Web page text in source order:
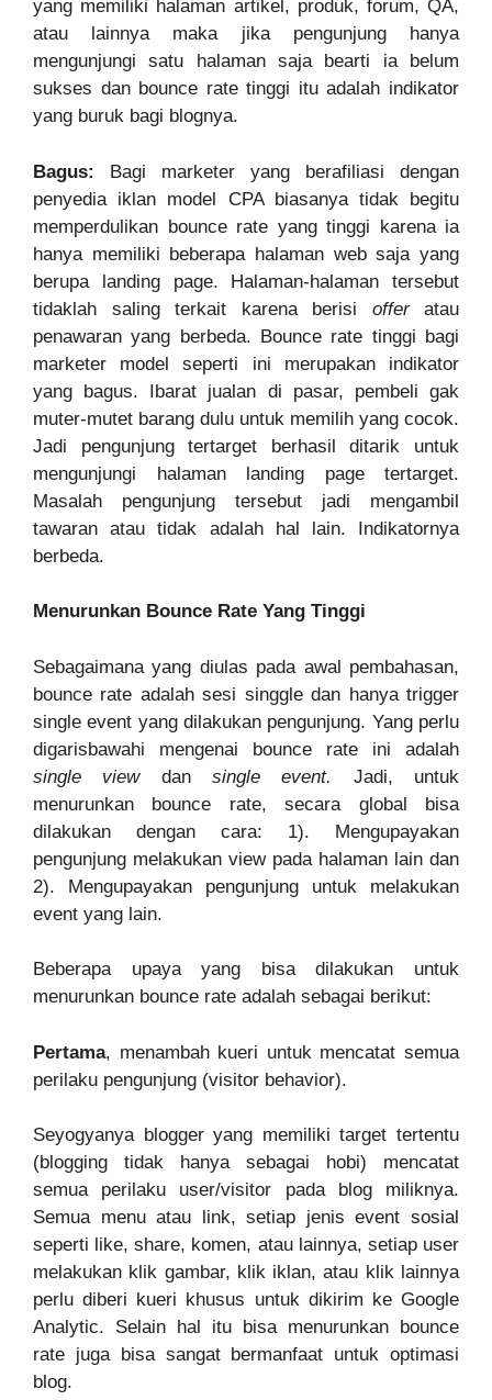
yang memiliki halaman artikel, produk, forum, QA,
atau lainnya maka jika pengunjung hanya
mengunjungi satu halaman saja bearti ia belum
sukses dan bounce rate tinggi itu adalah indikator
yang buruk bagi blognya.
Bagus: Bagi marketer yang berafiliasi dengan
penyedia iklan model CPA biasanya tidak begitu
memperdulikan bounce rate yang tinggi karena ia
hanya memiliki beberapa halaman web saja yang
berupa landing page. Halaman-halaman tersebut
tidaklah saling terkait karena berisi offer atau
penawaran yang berbeda. Bounce rate tinggi bagi
marketer model seperti ini merupakan indikator
yang bagus. Ibarat jualan di pasar, pembeli gak
muter-mutet barang dulu untuk memilih yang cocok.
Jadi pengunjung tertarget berhasil ditarik untuk
mengunjungi halaman landing page tertarget.
Masalah pengunjung tersebut jadi mengambil
tawaran atau tidak adalah hal lain. Indikatornya
berbeda.
Menurunkan Bounce Rate Yang Tinggi
Sebagaimana yang diulas pada awal pembahasan,
bounce rate adalah sesi singgle dan hanya trigger
single event yang dilakukan pengunjung. Yang perlu
digarisbawahi mengenai bounce rate ini adalah
single view dansingle event. Jadi, untuk
menurunkan bounce rate, secara global bisa
dilakukan dengan cara: 1). Mengupayakan
pengunjung melakukan view pada halaman lain dan
2). Mengupayakan pengunjung untuk melakukan
event yang lain.
Beberapa upaya yang bisa dilakukan untuk
menurunkan bounce rate adalah sebagai berikut:
Pertama, menambah kueri untuk mencatat semua
perilaku pengunjung (visitor behavior).
Seyogyanya blogger yang memiliki target tertentu
(blogging tidak hanya sebagai hobi) mencatat
semua perilaku user/visitor pada blog miliknya.
Semua menu atau link, setiap jenis event sosial
seperti like, share, komen, atau lainnya, setiap user
melakukan klik gambar, klik iklan, atau klik lainnya
perlu diberi kueri khusus untuk dikirim ke Google
Analytic. Selain hal itu bisa menurunkan bounce
rate juga bisa sangat bermanfaat untuk optimasi
blog.